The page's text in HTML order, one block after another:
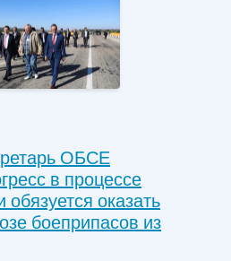
ОБСЕ
в процессе
оказать
боеприпасов из